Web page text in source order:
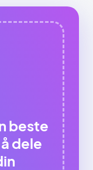
beste
dele